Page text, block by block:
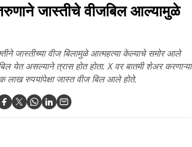
जास्तीचे वीजबिल आल्यामुळे
जास्तीच्या वीज बिलामुळे आत्महत्या केल्याचे समोर आले
येत असल्याने त्रास होत होता. X वर बातमी शेअर करणाऱ्या
लाख रुपयांपेक्षा जास्त वीज बिल आले होते.